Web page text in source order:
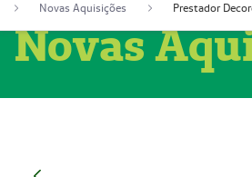
Novas Aquisições
Novas